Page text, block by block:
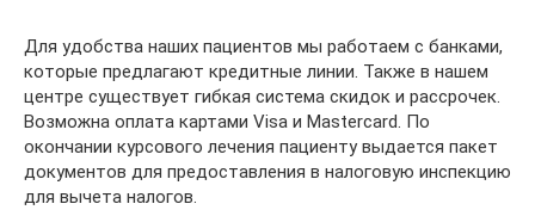
Для удобства наших пациентов мы работаем с банками,
которые предлагают кредитные линии. Также в нашем
центре существует гибкая система скидок и рассрочек.
Возможна оплата картами Visa и Mastercard. По
окончании курсового лечения пациенту выдается пакет
документов для предоставления в налоговую инспекцию
для вычета налогов.